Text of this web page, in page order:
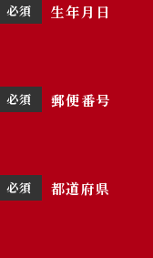
生年月日
郵便番号
都道府県